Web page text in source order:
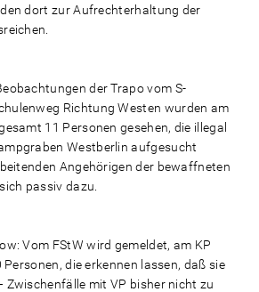
dort zur Aufrechterhaltung der
der Trapo vom S-
Richtung Westen wurden am
11 Personen gesehen, die illegal
Westberlin aufgesucht
Angehörigen der bewaffneten
passiv dazu.
Vom FStW wird gemeldet, am KP
Personen, die erkennen lassen, daß sie
Zwischenfälle mit VP bisher nicht zu